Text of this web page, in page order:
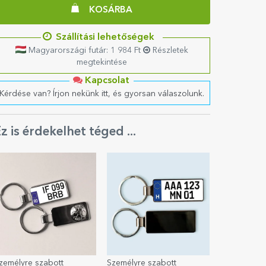
KOSÁRBA
Szállítási lehetőségek
Magyarországi futár: 1 984 Ft
Részletek
megtekintése
Kapcsolat
van? Írjon nekünk itt, és gyorsan válaszolunk.
is érdekelhet téged ...
szabott Személyre szabott